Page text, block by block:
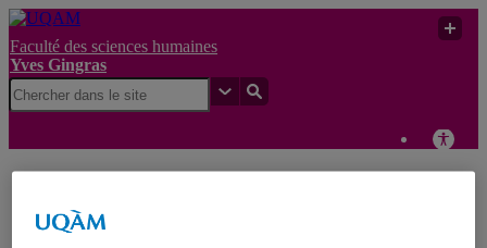
Faculté des sciences humaines
Yves Gingras
UQAM